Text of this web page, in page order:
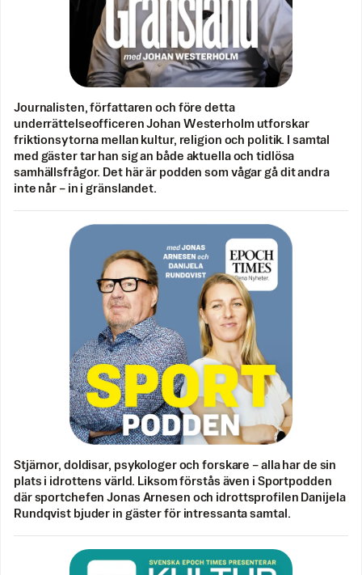
Journalisten, författaren och före detta
underrättelseofficeren Johan Westerholm utforskar
friktionsytorna mellan kultur, religion och politik. I samtal
med gäster tar han sig an både aktuella och tidlösa
samhällsfrågor. Det här är podden som vågar gå dit andra
inte når – in i gränslandet.
Stjärnor, doldisar, psykologer och forskare – alla har de sin
plats i idrottens värld. Liksom förstås även i Sportpodden
där sportchefen Jonas Arnesen och idrottsprofilen Danijela
Rundqvist bjuder in gäster för intressanta samtal.